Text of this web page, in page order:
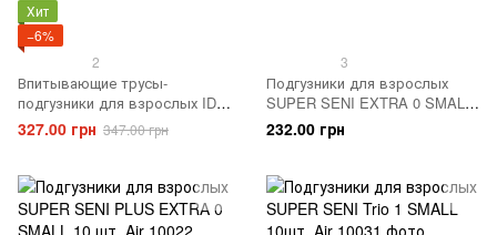
Хит
−6%
2
Впитывающие трусы-
подгузники для взрослых ID
Pants Plus 3 Large 10 шт.
327.00 грн 347.00 грн
3
Подгузники для взрослых
SUPER SENI EXTRA 0 SMALL
10 шт. Air
232.00 грн